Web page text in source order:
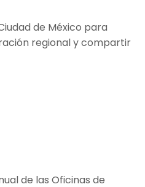
de México para
regional y compartir
de las Oficinas de